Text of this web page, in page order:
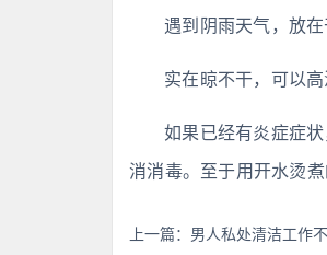
遇到阴雨天气，放在
实在晾不干，可以
如果已经有炎症症
消消毒。至于用开水烫煮
上一篇： 男人私处清洁工作